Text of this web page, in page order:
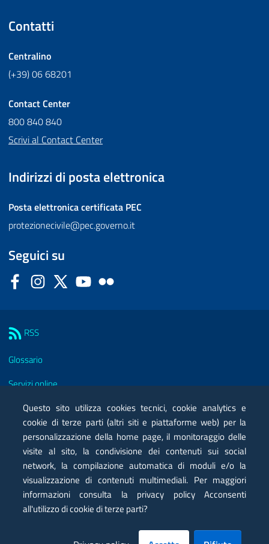
Contatti
Centralino
(+39) 06 68201
Contact Center
800 840 840
Scrivi al Contact Center
Indirizzi di posta elettronica
Posta elettronica certificata PEC
protezionecivile@pec.governo.it
Seguici su
FacebookInstagram
Twitter YouTube
RSS
Glossario
Servizi online
Moduli
Posta elettronica certificata PEC
Privacy
Note legali
Contatti
Questo sito utilizza cookies tecnici, cookie analytics e
cookie di terze parti (altri siti e piattaforme web) per la
personalizzazione della home page, il monitoraggio delle
visite al sito, la condivisione dei contenuti sui social
network, la compilazione automatica di moduli e/o la
visualizzazione di contenuti multimediali. Per maggiori
informazioni consulta la privacy policy Acconsenti
all'utilizzo di cookie di terze parti?